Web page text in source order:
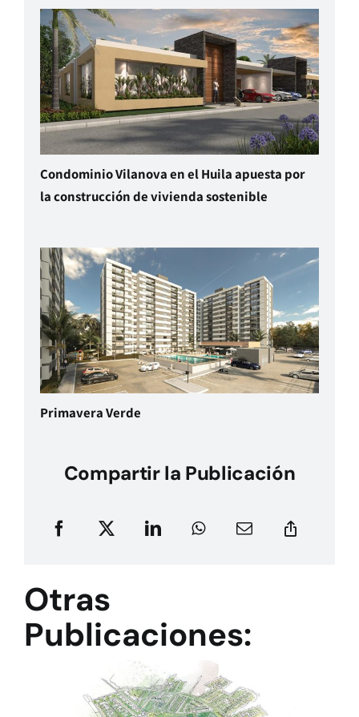
Condominio Vilanova en el Huila apuesta por
la construcción de vivienda sostenible
Primavera Verde
Compartir la Publicación
Otras
Publicaciones: